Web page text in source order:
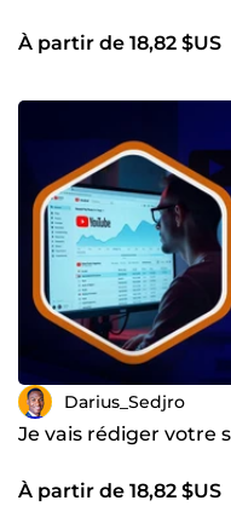
À partir de 18,82 $US
Darius_Sedjro
Je vais rédiger votre
À partir de 18,82 $US